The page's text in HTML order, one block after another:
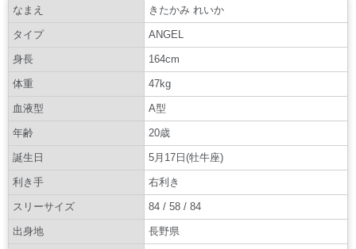
なまえ きたかみ れいか
タイプ ANGEL
身長 164cm
体重 47kg
血液型 A型
年齢 20歳
誕生日 5月17日(牡牛座)
利き手 右利き
スリーサイズ 84 / 58 / 84
出身地 長野県